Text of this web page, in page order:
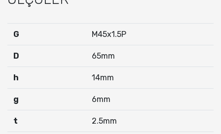
G M45x1.5P
D 65mm
h 14mm
g 6mm
t 2.5mm